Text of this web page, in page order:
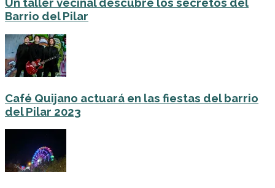
Barrio del Pilar
Café Quijano actuará en las fiestas del barrio
del Pilar 2023